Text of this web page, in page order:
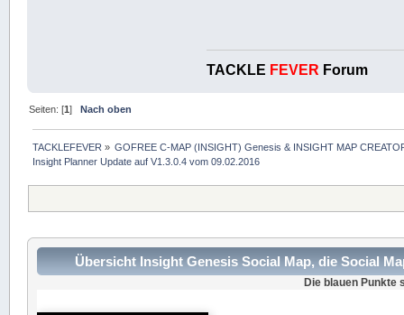
TACKLE FEVER Forum
Seiten: [1]Nach oben
TACKLEFEVER » GOFREE C-MAP (INSIGHT) Genesis & INSIGHT MAP
Insight Planner Update auf V1.3.0.4 vom 09.02.2016
Übersicht Insight Genesis Social Map, die Social
Die blauen Punkte